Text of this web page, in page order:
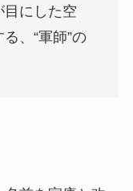
目にした空
、“軍師”の